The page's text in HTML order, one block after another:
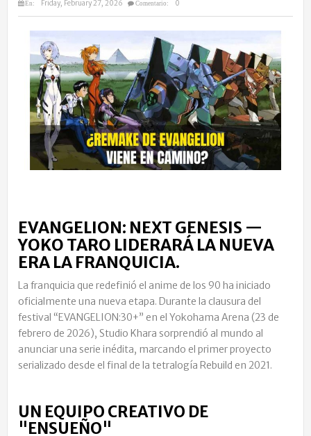
En: Friday, February 27, 2026 Comentario: 0
EVANGELION: NEXT GENESIS —
YOKO TARO LIDERARÁ LA NUEVA
ERA LA FRANQUICIA.
La franquicia que redefinió el anime de los 90 ha iniciado
oficialmente una nueva etapa. Durante la clausura del
festival “EVANGELION:30+” en el Yokohama Arena (23 de
febrero de 2026), Studio Khara sorprendió al mundo al
anunciar una serie inédita, marcando el primer proyecto
serializado desde el final de la tetralogía Rebuild en 2021.
UN EQUIPO CREATIVO DE
"ENSUEÑO"